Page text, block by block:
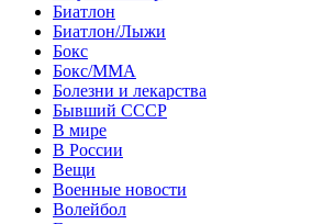
Биатлон
Биатлон/Лыжи
Бокс
Бокс/MMA
Болезни и лекарства
Бывший СССР
В мире
В России
Вещи
Военные новости
Волейбол